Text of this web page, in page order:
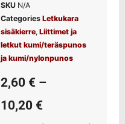
SKU N/A
Categories Letkukara
sisäkierre, Liittimet ja
letkut kumi/teräspunos
ja kumi/nylonpunos
2,60 € –
10,20 €